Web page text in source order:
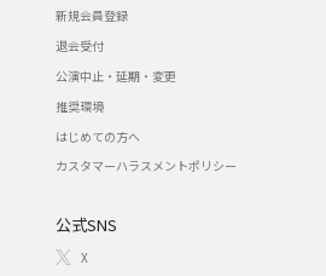
新規会員登録
退会受付
公演中止・延期・変更
推奨環境
はじめての方へ
カスタマーハラスメントポリシー
公式SNS
X